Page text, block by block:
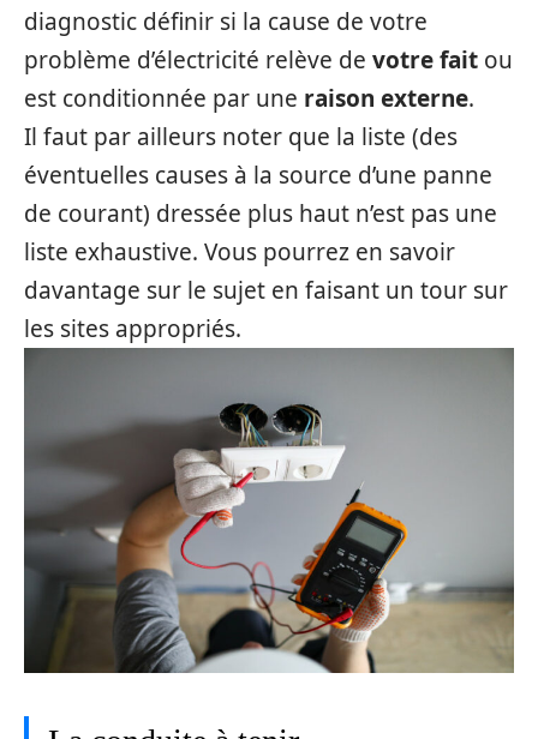
diagnostic définir si la cause de votre
problème d’électricité relève de votre fait ou
est conditionnée par une raison externe.
Il faut par ailleurs noter que la liste (des
éventuelles causes à la source d’une panne
de courant) dressée plus haut n’est pas une
liste exhaustive. Vous pourrez en savoir
davantage sur le sujet en faisant un tour sur
les sites appropriés.